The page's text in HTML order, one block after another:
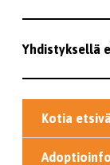
Yhdistyksellä
Kotia